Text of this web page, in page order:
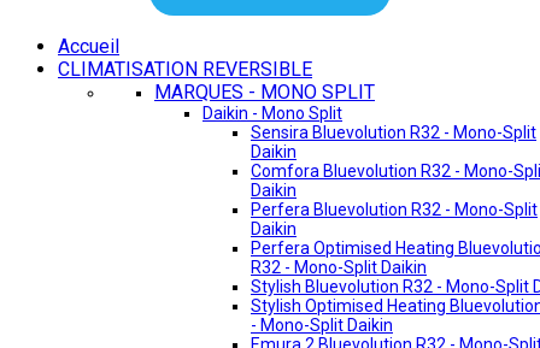
Accueil
CLIMATISATION REVERSIBLE
MARQUES - MONO SPLIT
Daikin - Mono Split
Sensira Bluevolution R32 - Mono-Split
Daikin
Comfora Bluevolution R32 - Mono-
Daikin
Perfera Bluevolution R32 - Mono-Split
Daikin
Perfera Optimised Heating
R32 - Mono-Split Daikin
Stylish Bluevolution R32 - Mono-Split
Stylish Optimised Heating
- Mono-Split Daikin